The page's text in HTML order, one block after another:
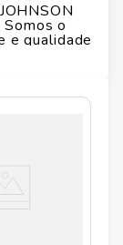
JOHNSON
o
e qualidade
abaixo: